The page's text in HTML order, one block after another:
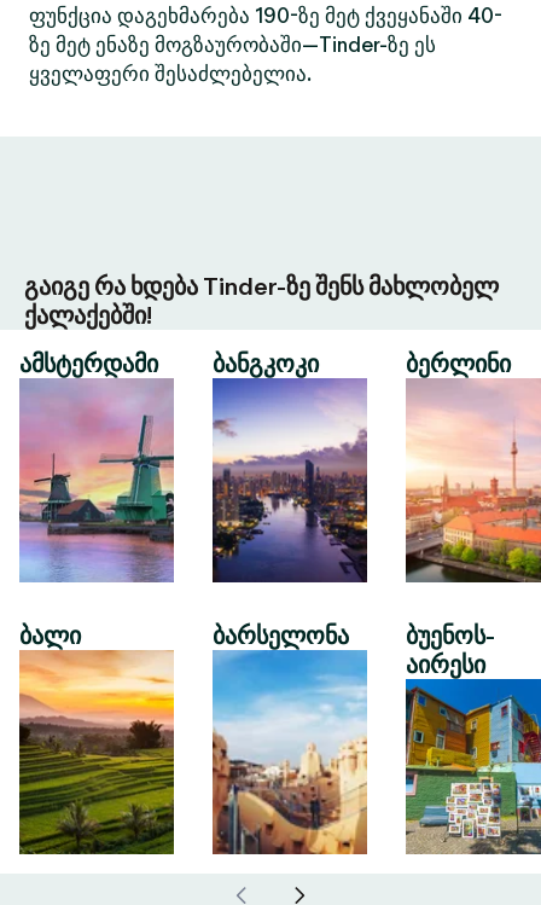
ფუნქცია დაგეხმარება 190-ზე მეტ ქვეყანაში 40-
ზე მეტ ენაზე მოგზაურობაში—Tinder-ზე ეს
ყველაფერი შესაძლებელია.
გაიგე რა ხდება Tinder-ზე შენს მახლობელ
ქალაქებში!
ამსტერდამი
ბალი
ბანგკოკი
ბარსელონა
ბერლინი
ბუენოს-
აირესი